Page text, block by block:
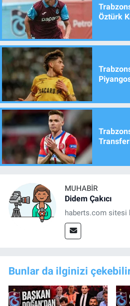
Öztürk
MUHABIR
Didem Çakıcı
haberts.com sitesi
Bunlar da ilginizi